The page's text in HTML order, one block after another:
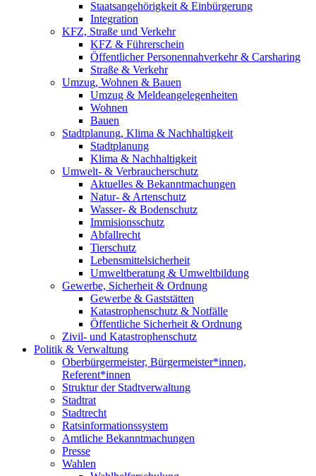
Staatsangehörigkeit & Einbürgerung
Integration
KFZ, Straße und Verkehr
KFZ & Führerschein
Öffentlicher Personennahverkehr & Carsharing
Straße & Verkehr
Umzug, Wohnen & Bauen
Umzug & Meldeangelegenheiten
Wohnen
Bauen
Stadtplanung, Klima & Nachhaltigkeit
Stadtplanung
Klima & Nachhaltigkeit
Umwelt- & Verbraucherschutz
Aktuelles & Bekanntmachungen
Natur- & Artenschutz
Wasser- & Bodenschutz
Immisionsschutz
Abfallrecht
Tierschutz
Lebensmittelsicherheit
Umweltberatung & Umweltbildung
Gewerbe, Sicherheit & Ordnung
Gewerbe & Gaststätten
Katastrophenschutz & Notfälle
Öffentliche Sicherheit & Ordnung
Zivil- und Katastrophenschutz
Politik & Verwaltung
Oberbürgermeister, Bürgermeister*innen,
Referent*innen
Struktur der Stadtverwaltung
Stadtrat
Stadtrecht
Ratsinformationssystem
Amtliche Bekanntmachungen
Presse
Wahlen